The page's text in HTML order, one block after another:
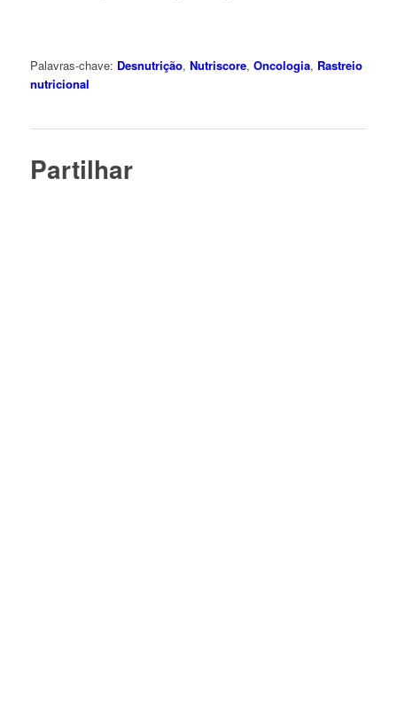
Palavras-chave: Desnutrição, Nutriscore, Oncologia, Rastreio
nutricional
Partilhar